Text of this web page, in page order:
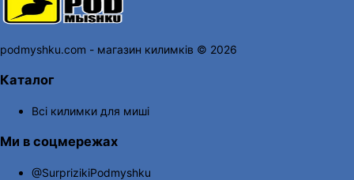
podmyshku.com - магазин килимків © 2026
Каталог
Всі килимки для миші
Ми в соцмережах
@SurprizikiPodmyshku